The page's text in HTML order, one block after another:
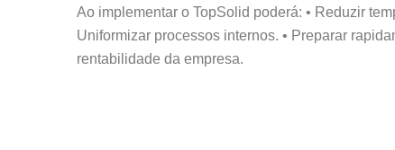
Ao implementar o TopSolid poderá: • Reduzir
Uniformizar processos internos. • Preparar
rentabilidade da empresa.